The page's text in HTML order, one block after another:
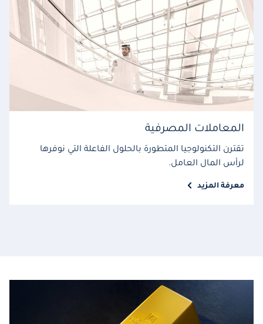
المعاملات المصرفية
تقترن التكنولوجيا المتطورة بالحلول الفاعلة التي نوفرها
لرأس المال العامل.
معرفة المزيد